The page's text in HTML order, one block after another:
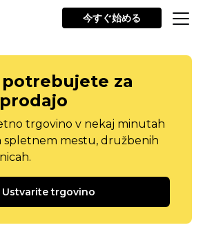
今すぐ始める
potrebujete za
trgovino v nekaj minutah
spletnem mestu, družbenih
Ustvarite trgovino